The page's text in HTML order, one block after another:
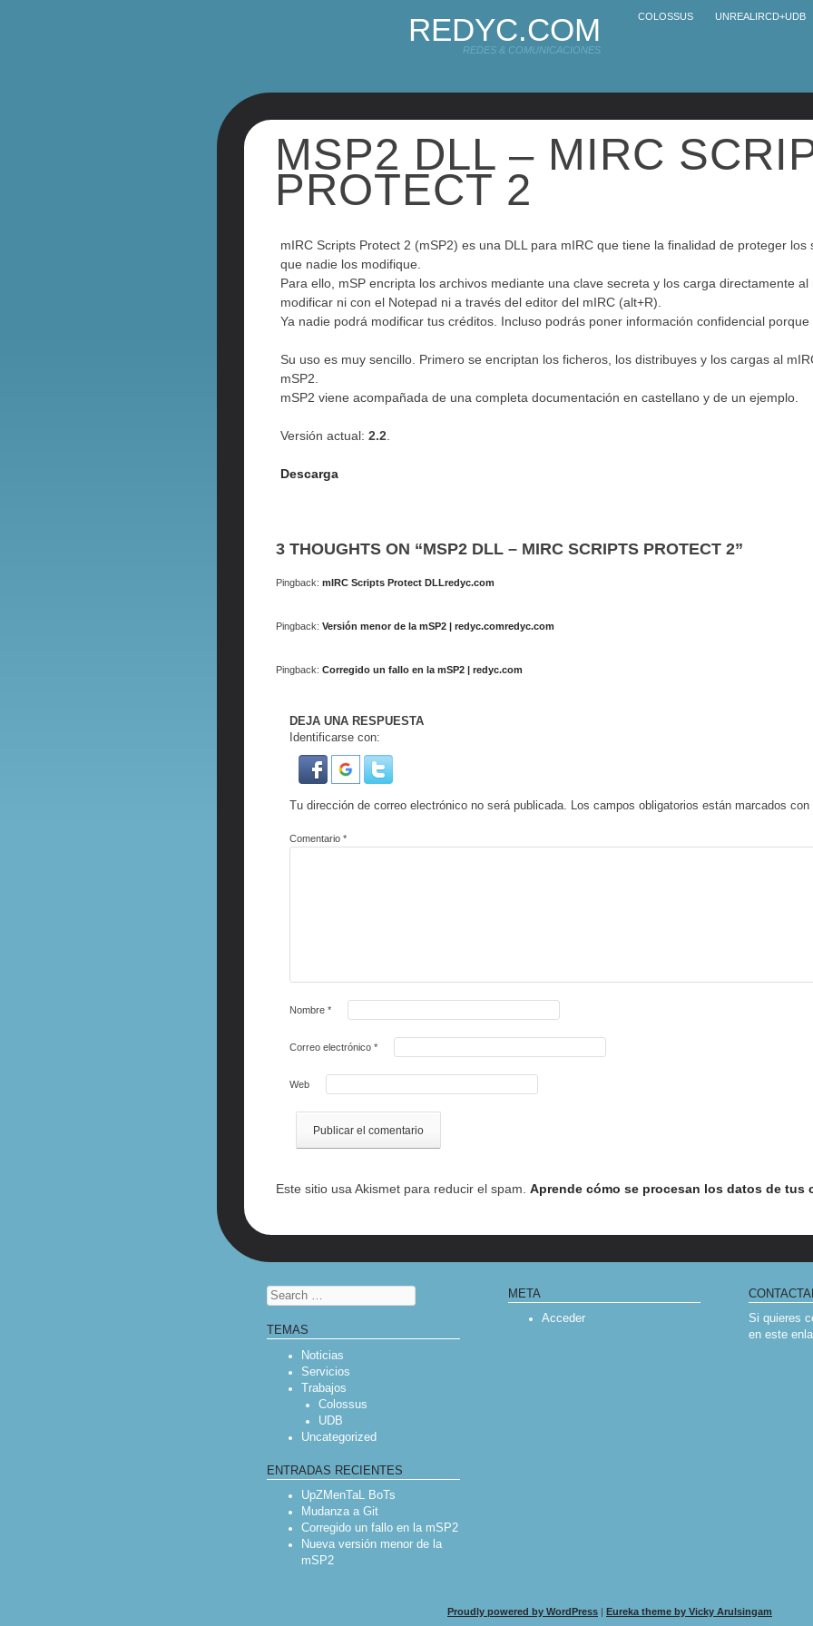
REDYC.COM
REDES & COMUNICACIONES
COLOSSUS UNREALIRCD+UDB
MSP2 DLL – MIRC
PROTECT 2
mIRC Scripts Protect 2 (mSP2) es una DLL para mIRC que tiene la finalidad de proteger los
que nadie los modifique.
Para ello, mSP encripta los archivos mediante una clave secreta y los carga directamente
modificar ni con el Notepad ni a través del editor del mIRC (alt+R).
Ya nadie podrá modificar tus créditos. Incluso podrás poner información confidencial
Su uso es muy sencillo. Primero se encriptan los ficheros, los distribuyes y los cargas al
mSP2.
mSP2 viene acompañada de una completa documentación en castellano y de un ejemplo.
Versión actual: 2.2
Descarga
3 THOUGHTS ON “MSP2 DLL – MIRC SCRIPTS PROTECT 2”
Pingback: mIRC Scripts Protect DLLredyc.com
Pingback: Versión menor de la mSP2 | redyc.comredyc.com
Pingback: Corregido un fallo en la mSP2 | redyc.com
DEJA UNA RESPUESTA
Identificarse con:
Tu dirección de correo electrónico no será publicada. Los campos obligatorios están marcados con
Comentario*
Nombre*
Correo electrónico*
Web
Este sitio usa Akismet para reducir el spam. Aprende cómo se procesan los datos de tus
Search
TEMAS
Noticias
Servicios
Trabajos
Colossus
UDB
Uncategorized
ENTRADAS RECIENTES
UpZMenTaL BoTs
Mudanza a Git
Corregido un fallo en la mSP2
Nueva versión menor de la
mSP2
META
Acceder
Si quieres
en este
Proudly powered by WordPress | Eureka theme by Vicky Arulsingam